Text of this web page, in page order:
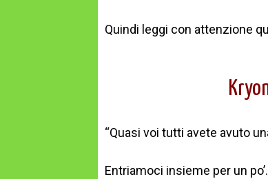
Quindi leggi con attenzione
“Quasi voi tutti avete avuto
Entriamoci insieme per un po’.